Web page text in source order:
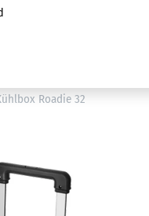
Roadie 32